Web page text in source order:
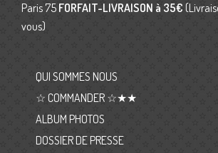
Paris 75 FORFAIT-LIVRAISON à 35€
vous)
QUI SOMMES NOUS
☆ COMMANDER ☆★★
ALBUM PHOTOS
DOSSIER DE PRESSE